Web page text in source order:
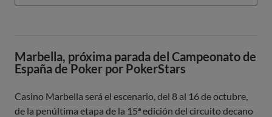
Marbella, próxima parada del Campeonato de
España de Poker por PokerStars
Casino Marbella será el escenario, del 8 al 16 de octubre,
de la penúltima etapa de la 15ª edición del circuito decano